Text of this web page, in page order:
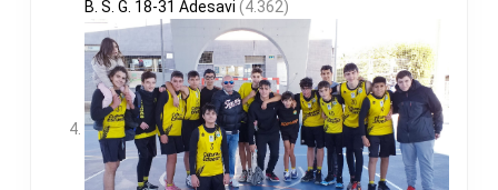
B. S. G. 18-31 Adesavi (4.362)